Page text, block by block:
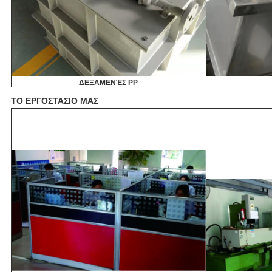
ΔΕΞΑΜΕΝΈΣ PP
ΤΟ ΕΡΓΟΣΤΑΣΙΟ ΜΑΣ